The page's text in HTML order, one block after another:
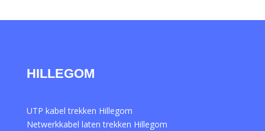
HILLEGOM
UTP kabel trekken Hillegom
Netwerkkabel laten trekken Hillegom